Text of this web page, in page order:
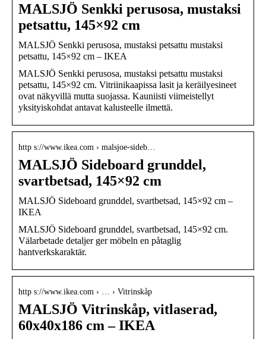
MALSJÖ Senkki perusosa, mustaksi
petsattu, 145×92 cm
MALSJÖ Senkki perusosa, mustaksi petsattu mustaksi
petsattu, 145×92 cm – IKEA
MALSJÖ Senkki perusosa, mustaksi petsattu mustaksi
petsattu, 145×92 cm. Vitriinikaapissa lasit ja keräilyesineet
ovat näkyvillä mutta suojassa. Kauniisti viimeistellyt
yksityiskohdat antavat kalusteelle ilmettä.
http s://www.ikea.com › malsjoe-sideb…
MALSJÖ Sideboard grunddel,
svartbetsad, 145×92 cm
MALSJÖ Sideboard grunddel, svartbetsad, 145×92 cm –
IKEA
MALSJÖ Sideboard grunddel, svartbetsad, 145×92 cm.
Välarbetade detaljer ger möbeln en påtaglig
hantverkskaraktär.
http s://www.ikea.com › … › Vitrinskåp
MALSJÖ Vitrinskåp, vitlaserad,
60x40x186 cm – IKEA